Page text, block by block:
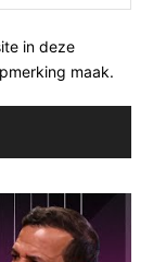
in deze
maak.